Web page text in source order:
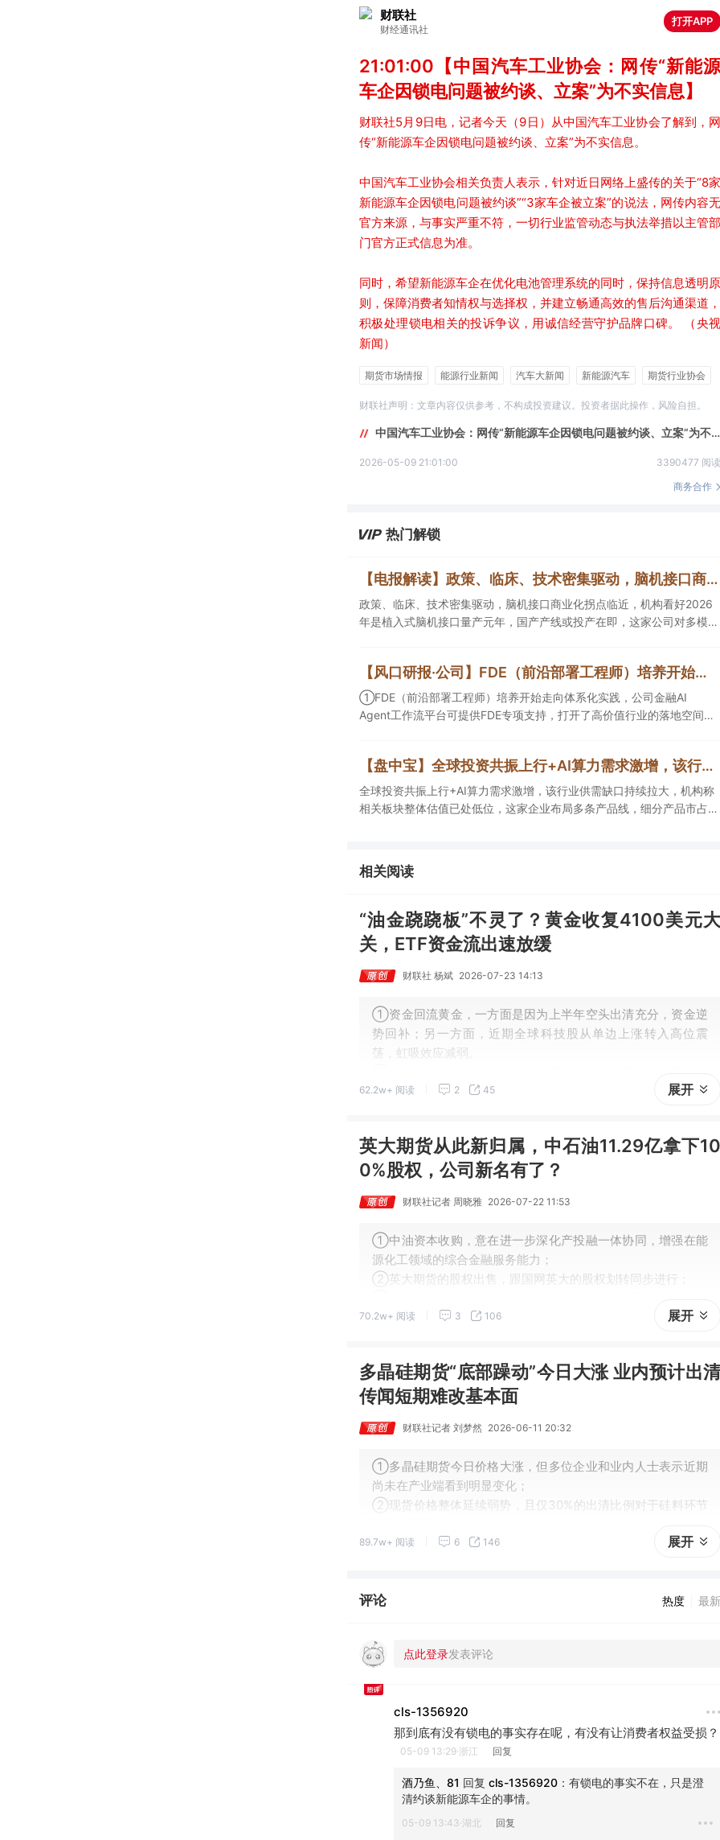
财联社
财经通讯社
打开APP
21:01:00【中国汽车工业协会：网传“新能源
车企因锁电问题被约谈、立案”为不实信息】
财联社5月9日电，记者今天（9日）从中国汽车工业协会了解到，网
传“新能源车企因锁电问题被约谈、立案”为不实信息。
中国汽车工业协会相关负责人表示，针对近日网络上盛传的关于“8家
新能源车企因锁电问题被约谈”“3家车企被立案”的说法，网传内容无
官方来源，与事实严重不符，一切行业监管动态与执法举措以主管部
门官方正式信息为准。
同时，希望新能源车企在优化电池管理系统的同时，保持信息透明原
则，保障消费者知情权与选择权，并建立畅通高效的售后沟通渠道，
积极处理锁电相关的投诉争议，用诚信经营守护品牌口碑。 （央视
新闻）
期货市场情报 能源行业新闻 汽车大新闻 新能源汽车 期货行业协会
财联社声明：文章内容仅供参考，不构成投资建议。投资者据此操作，风险自担。
中国汽车工业协会：网传“新能源车企因锁电问题被约谈、立案”为不实信息
2026-05-09 21:01:00
3390477 阅读
商务合作
热门解锁
【电报解读】政策、临床、技术密集驱动，脑机接口商业化拐点临近，机构看好2026年是植入式脑机接口量产元年，国产产线或投产在即，这家公司对多模态人机交互系统集成关键技术进行了研发
政策、临床、技术密集驱动，脑机接口商业化拐点临近，机构看好2026
年是植入式脑机接口量产元年，国产产线或投产在即，这家公司对多模态
【风口研报·公司】FDE（前沿部署工程师）培养开始走向体系化实践，公司金融AIAgent工作流平台可提供FDE专项支持，打开了高价值行业的落地空间；另有公司兼具成长强确定性、低估值、高股息属性
①FDE（前沿部署工程师）培养开始走向体系化实践，公司金融AI
Agent工作流平台可提供FDE专项支持，打开了高价值行业的落地空间；
【盘中宝】全球投资共振上行+AI算力需求激增，该行业供需缺口持续拉大，机构称相关板块整体估值已处低位，这家企业细分产品市占率第一
全球投资共振上行+AI算力需求激增，该行业供需缺口持续拉大，机构称
相关板块整体估值已处低位，这家企业布局多条产品线，细分产品市占率
相关阅读
“油金跷跷板”不灵了？黄金收复4100美元大
关，ETF资金流出速放缓
财联社 杨斌 2026-07-23 14:13
①资金回流黄金，一方面是因为上半年空头出清充分，资金逆
势回补；另一方面，近期全球科技股从单边上涨转入高位震
荡，虹吸效应减弱。
未开启，趋势性上涨或需等到9月之后，核心变量在于美联储能
62.2w+ 阅读 2 45 展开
英大期货从此新归属，中石油11.29亿拿下10
0%股权，公司新名有了？
财联社记者 周晓雅 2026-07-22 11:53
①中油资本收购，意在进一步深化产投融一体协同，增强在能
源化工领域的综合金融服务能力；
②英大期货的股权出售，跟国网英大的股权划转同步进行；
70.2w+ 阅读 3 106 展开
多晶硅期货“底部躁动”今日大涨 业内预计出清
传闻短期难改基本面
财联社记者 刘梦然 2026-06-11 20:32
①多晶硅期货今日价格大涨，但多位企业和业内人士表示近期
尚未在产业端看到明显变化；
②现货价格整体延续弱势，且仅30%的出清比例对于硅料环节
89.7w+ 阅读 6 146 展开
评论 热度 最新
cls-1356920
那到底有没有锁电的事实存在呢，有没有让消费者权益受损？
05-09 13:29·浙江 回复
酒乃鱼、81 回复 cls-1356920 ： 有锁电的事实不在，只是澄
清约谈新能源车企的事情。
05-09 13:43·湖北 回复